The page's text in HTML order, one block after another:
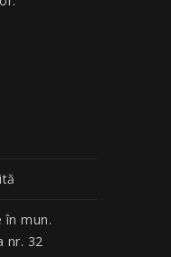
în mun.
nr. 32